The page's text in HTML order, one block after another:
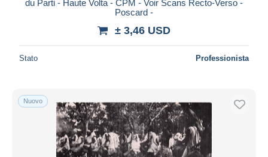
du Parti - Haute Volta - CPM - Voir Scans Recto-Verso -
Poscard -
± 3,46 USD
Stato Professionista
Nuovo